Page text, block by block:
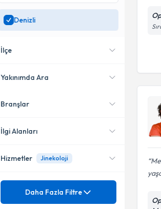
Denizli
İlçe
Merkezefendi
Yakınımda Ara
Konumuma yakın uzmanları
Branşlar
Kadın Hastalıkları ve Doğum
İlgi Alanları
4 Boyutlu Ultrasonla Gebelik
Hizmetler Jinekoloji
Mezuniyet
Daha Fazla Filtre